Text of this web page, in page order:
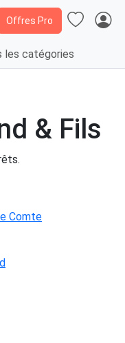
Offres Pro
les catégories
& Fils
Comte